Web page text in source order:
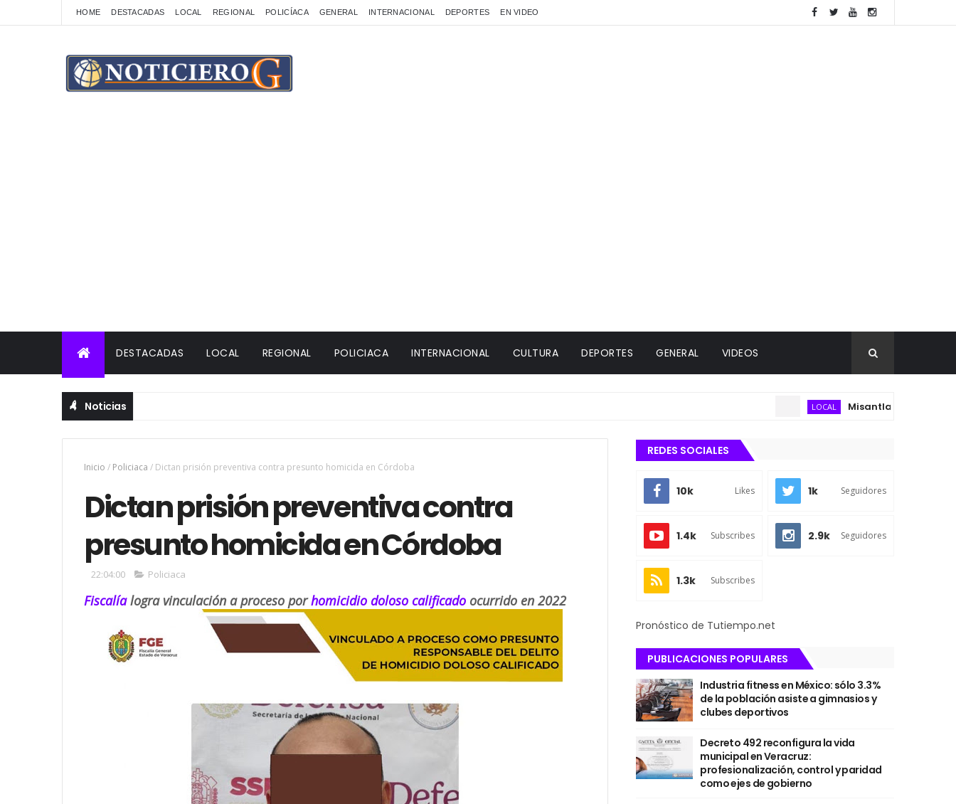
HOME DESTACADAS LOCAL REGIONAL POLICÍACA GENERAL INTERNACIONAL DEPORTES EN VIDEO
DESTACADAS LOCAL REGIONAL POLICIACA INTERNACIONAL CULTURA DEPORTES GENERAL VIDEOS
Noticias Misantla fortalecerá
Inicio / Policiaca / Dictan prisión preventiva contra presunto homicida en Córdoba
Dictan prisión preventiva contra
presunto homicida en Córdoba
22:04:00 Policiaca
Fiscalíalogra vinculación a proceso porhomicidio doloso calificado ocurrido en 2022
REDES SOCIALES
10k Likes 1k Seguidores
1.4k Subscribes 2.9k Seguidores
1.3k Subscribes
Pronóstico de Tutiempo.net
PUBLICACIONES POPULARES
Industria fitness en México: sólo 3.3%
de la población asiste a gimnasios y
clubes deportivos
Decreto 492 reconfigura la vida
municipal en Veracruz:
profesionalización, control y paridad
como ejes de gobierno